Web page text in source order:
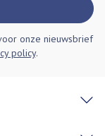
onze nieuwsbrief
policy.